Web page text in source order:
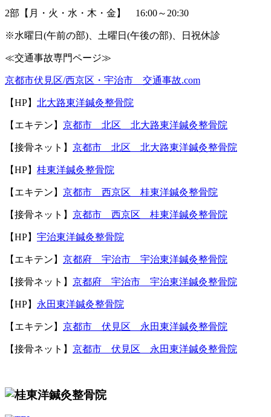
顎関節症
顔面神経麻痺
症状別メニュー【肩・腕】
リトルリーグ肩
上腕骨頚部骨折
肩鎖関節脱臼
肘内障
2部【月・火・水・木・金】 16:00～ 20:30
※水曜日 (午前の部) 、土曜日 (午後の部) 、日祝休診
≪交通事故専門ページ≫
京都市伏見区/西京区・宇治市 交通事故.com
【HP】 北大路東洋鍼灸整骨院
【エキテン】 京都市 北区 北大路東洋鍼灸整骨院
【接骨ネット】 京都市 北区 北大路東洋鍼灸整骨院
【HP】 桂東洋鍼灸整骨院
【エキテン】 京都市 西京区 桂東洋鍼灸整骨院
【接骨ネット】 京都市 西京区 桂東洋鍼灸整骨院
【HP】 宇治東洋鍼灸整骨院
【エキテン】 京都府 宇治市 宇治東洋鍼灸整骨院
【接骨ネット】 京都府 宇治市 宇治東洋鍼灸整骨院
【HP】 永田東洋鍼灸整骨院
【エキテン】 京都市 伏見区 永田東洋鍼灸整骨院
【接骨ネット】 京都市 伏見区 永田東洋鍼灸整骨院